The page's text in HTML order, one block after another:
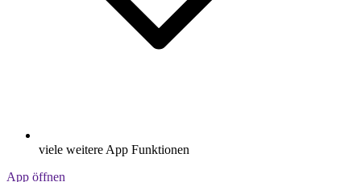
viele weitere App Funktionen
App öffnen